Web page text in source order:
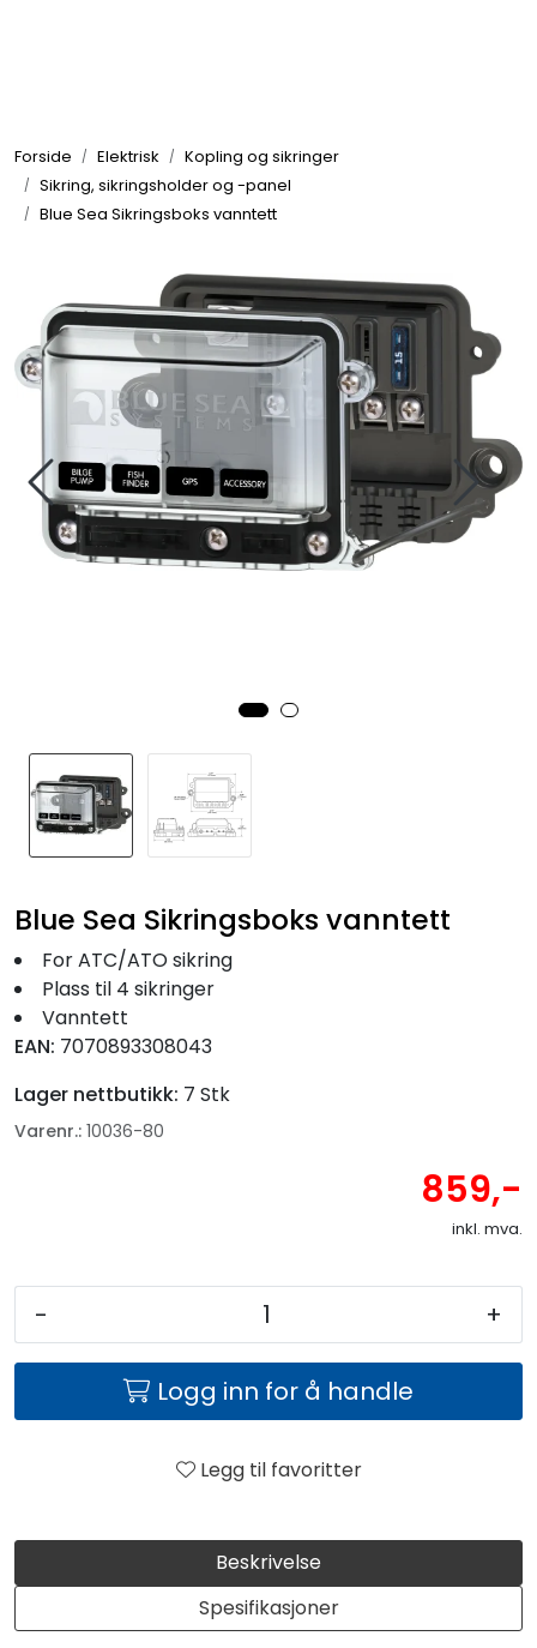
Forside Elektrisk
Kopling og sikringer
Sikring, sikringsholder og -panel
Blue Sea Sikringsboks vanntett
Beskrivelse
Spesifikasjoner
Blue Sea Sikringsboks vanntett
For ATC/ATO sikring
Plass til 4 sikringer
Vanntett
EAN: 7070893308043
Lager nettbutikk: 7 Stk
Varenr.: 10036-80
859,-
inkl. mva.
- +
Logg inn for å handle
Legg til favoritter
Elektrisk
Komfort
VVS
Motor/Styring
Fortøyning
Seil
Nyheter